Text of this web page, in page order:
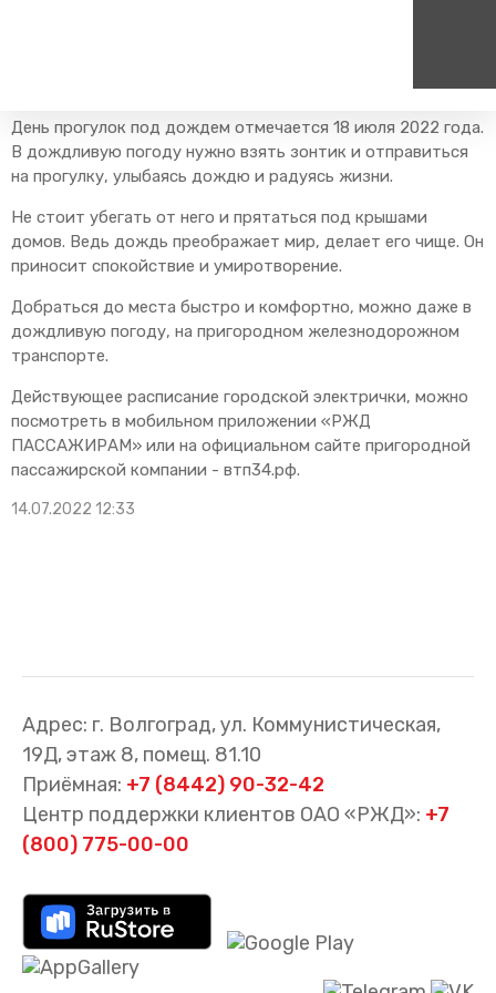
Пассажирам
Справочник
Режим работы билетных
касс
Тарифы и льготы
Абонементные билеты
Схема обращения
Мобильное приложение
Правила проезда
Для маломобильных
Туризм
Самостоятельные
Групповые маршруты
Единый номер вызова экстренных служб
112
День прогулок под дождем отмечается 18 июля 2022 года.
В дождливую погоду нужно взять зонтик и отправиться
на прогулку, улыбаясь дождю и радуясь жизни.
Не стоит убегать от него и прятаться под крышами
домов. Ведь дождь преображает мир, делает его чище. Он
приносит спокойствие и умиротворение.
Добраться до места быстро и комфортно, можно даже в
дождливую погоду, на пригородном железнодорожном
транспорте.
Действующее расписание городской электрички, можно
посмотреть в мобильном приложении «РЖД
ПАССАЖИРАМ» или на официальном сайте пригородной
пассажирской компании - втп34.рф.
14.07.2022 12:33
Адрес: г. Волгоград, ул. Коммунистическая,
19Д, этаж 8, помещ. 81.10
Приёмная: +7 (8442) 90-32-42
Центр поддержки клиентов ОАО «РЖД»: +7
(800) 775-00-00